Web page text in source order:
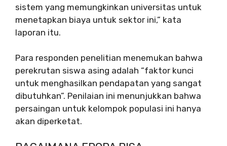
sistem yang memungkinkan universitas untuk
menetapkan biaya untuk sektor ini,” kata
laporan itu.
Para responden penelitian menemukan bahwa
perekrutan siswa asing adalah “faktor kunci
untuk menghasilkan pendapatan yang sangat
dibutuhkan”. Penilaian ini menunjukkan bahwa
persaingan untuk kelompok populasi ini hanya
akan diperketat.